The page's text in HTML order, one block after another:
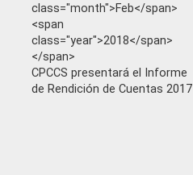
class="month">Feb</span>
<span
class="year">2018</span>
</span>
CPCCS presentará el Informe
de Rendición de Cuentas 2017